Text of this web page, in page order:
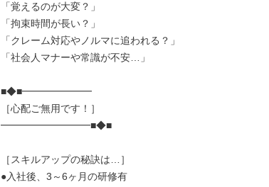
「覚えるのが大変？」
「拘束時間が長い？」
「クレーム対応やノルマに追われる？」
「社会人マナーや常識が不安…」
■◆■━━━━━━━
［心配ご無用です！］
━━━━━━━━━■◆■
［スキルアップの秘訣は…］
●入社後、3～6ヶ月の研修有